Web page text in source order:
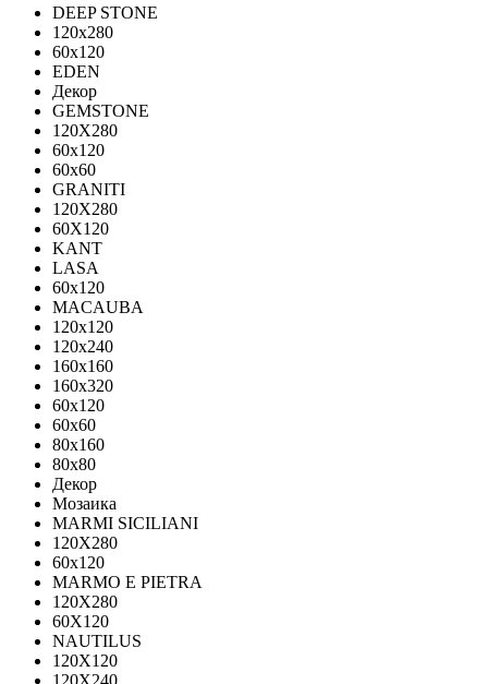
DEEP STONE
120х280
60х120
EDEN
Декор
GEMSTONE
120X280
60x120
60x60
GRANITI
120X280
60X120
KANT
LASA
60x120
MACAUBA
120x120
120x240
160x160
160x320
60x120
60x60
80x160
80x80
Декор
Мозаика
MARMI SICILIANI
120Х280
60x120
MARMO E PIETRA
120X280
60X120
NAUTILUS
120X120
120X240